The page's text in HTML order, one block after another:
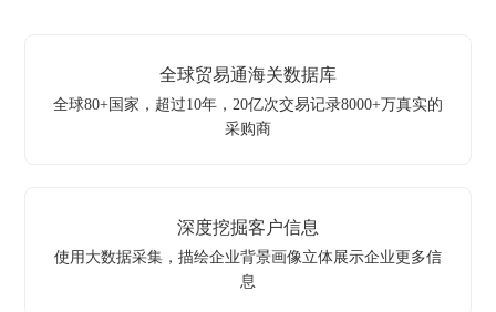
全球贸易通海关数据库
全球80+国家，超过10年，20亿次交易记录8000+万真实的
采购商
深度挖掘客户信息
使用大数据采集，描绘企业背景画像立体展示企业更多信
息